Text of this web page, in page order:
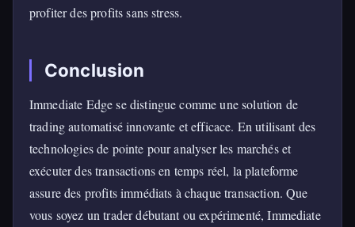
profiter des profits sans stress.
Conclusion
Immediate Edge se distingue comme une solution de
trading automatisé innovante et efficace. En utilisant des
technologies de pointe pour analyser les marchés et
exécuter des transactions en temps réel, la plateforme
assure des profits immédiats à chaque transaction. Que
vous soyez un trader débutant ou expérimenté, Immediate